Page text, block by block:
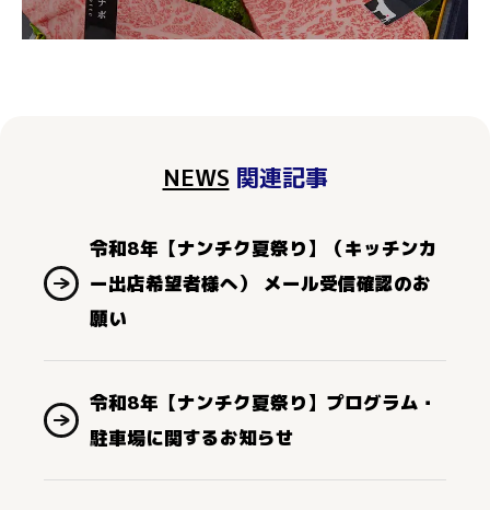
NEWS 関連記事
令和8年【ナンチク夏祭り】（キッチンカ
ー出店希望者様へ） メール受信確認のお
願い
令和8年【ナンチク夏祭り】プログラム・
駐車場に関するお知らせ